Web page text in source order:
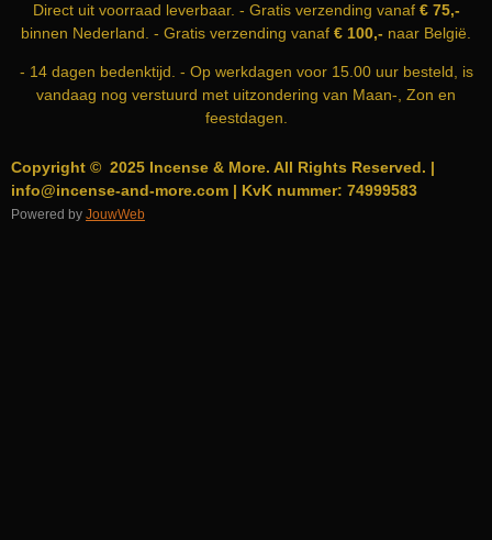
M
Direct uit voorraad leverbaar. - Gratis verzending vanaf€ 75,-
binnen Nederland. - Gratis verzending vanaf € 100,- naar België.
- 14 dagen bedenktijd. - Op werkdagen voor 15.00 uur besteld, is
vandaag nog verstuurd met uitzondering van Maan-, Zon en
feestdagen.
Copyright © 2025 Incense & More. All Rights Reserved. |
info@incense-and-more.com | KvK nummer: 74999583
Powered by JouwWeb